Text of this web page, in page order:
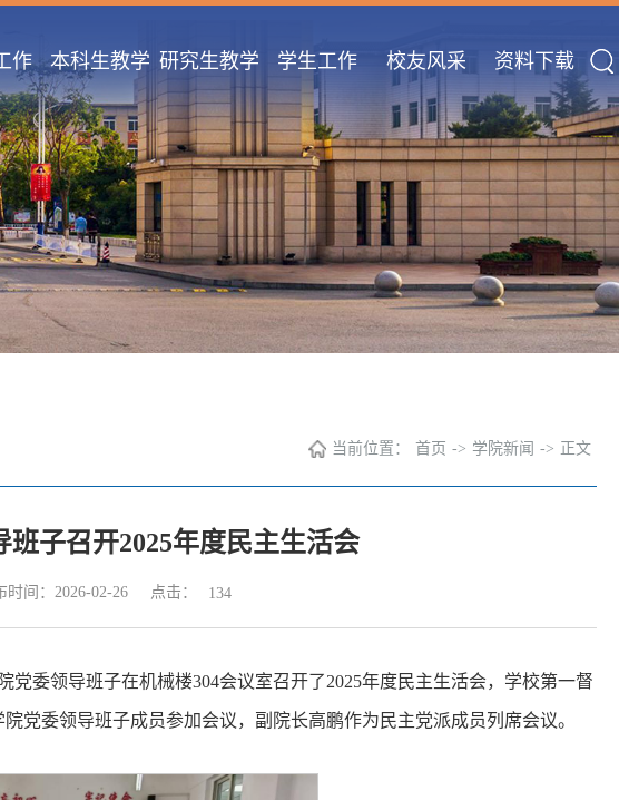
作 本科生教学 研究生教学 学生工作 校友风采 资料下载
当前位置： 首页 -> 学院新闻 -> 正文
子召开2025年度民主生活会
时间：2026-02-26 点击： 134
委领导班子在机械楼304会议室召开了2025年度民主生活会，学校第一督
党委领导班子成员参加会议，副院长高鹏作为民主党派成员列席会议。